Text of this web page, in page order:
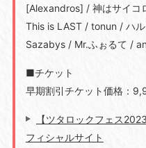
[Alexandros] / 神はサイコ
This is LAST / tonun / ハ
Sazabys / Mr.ふぉるて /
■チケット
早期割引チケット価格：
【ツタロックフェス
フィシャルサイト